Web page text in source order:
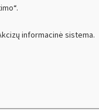
informacinė sistema.